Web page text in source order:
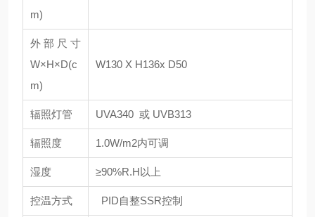
m)
外部尺寸
W×H×D(c
m)
W130 X H136x D50
辐照灯管 UVA340 或 UVB313
辐照度 1.0W/m2内可调
湿度 ≥90%R.H以上
控温方式 PID自整SSR控制